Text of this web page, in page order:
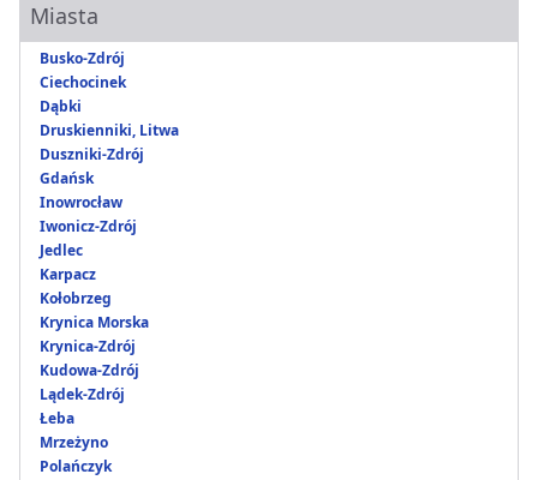
Miasta
Busko-Zdrój
Ciechocinek
Dąbki
Druskienniki, Litwa
Duszniki-Zdrój
Gdańsk
Inowrocław
Iwonicz-Zdrój
Jedlec
Karpacz
Kołobrzeg
Krynica Morska
Krynica-Zdrój
Kudowa-Zdrój
Lądek-Zdrój
Łeba
Mrzeżyno
Polańczyk